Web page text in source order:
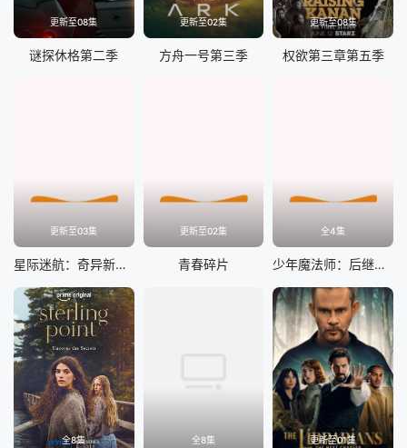
更新至08集
谜探休格第二季
更新至02集
方舟一号第三季
更新至08集
权欲第三章第五季
更新至03集
星际迷航：奇异新世界第四季
更新至02集
青春碎片
全4集
少年魔法师：后继者第三季
全8集 全8集 更新至01集